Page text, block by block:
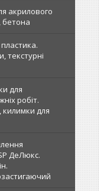
акрилового
бетона
текстурні
для
робіт.
килимки для
ДеЛюкс.